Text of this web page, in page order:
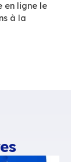
la
GMail ne
en
une